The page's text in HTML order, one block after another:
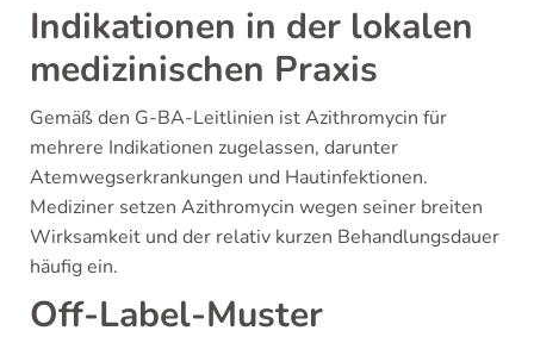
Indikationen in der lokalen
medizinischen Praxis
Gemäß den G-BA-Leitlinien ist Azithromycin für
mehrere Indikationen zugelassen, darunter
Atemwegserkrankungen und Hautinfektionen.
Mediziner setzen Azithromycin wegen seiner breiten
Wirksamkeit und der relativ kurzen Behandlungsdauer
häufig ein.
Off-Label-Muster